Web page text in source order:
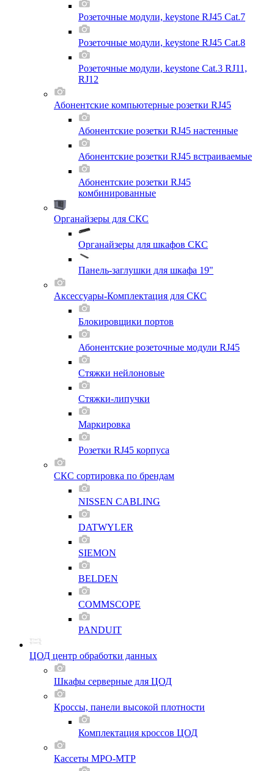
Розеточные модули, keystone RJ45 Cat.7
Розеточные модули, keystone RJ45 Cat.8
Розеточные модули, keystone Cat.3 RJ11,
RJ12
Абонентские компьютерные розетки RJ45
Абонентские розетки RJ45 настенные
Абонентские розетки RJ45 встраиваемые
Абонентские розетки RJ45
комбинированные
Органайзеры для СКС
Органайзеры для шкафов СКС
Панель-заглушки для шкафа 19"
Аксессуары-Комплектация для СКС
Блокировщики портов
Абонентские розеточные модули RJ45
Стяжки нейлоновые
Стяжки-липучки
Маркировка
Розетки RJ45 корпуса
СКС сортировка по брендам
NISSEN CABLING
DATWYLER
SIEMON
BELDEN
COMMSCOPE
PANDUIT
ЦОД центр обработки данных
Шкафы серверные для ЦОД
Кроссы, панели высокой плотности
Комплектация кроссов ЦОД
Кассеты MPO-MTP